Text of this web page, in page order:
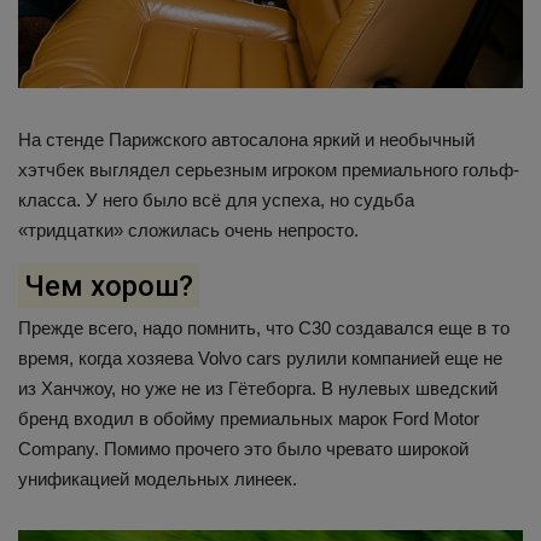
На стенде Парижского автосалона яркий и необычный
хэтчбек выглядел серьезным игроком премиального гольф-
класса. У него было всё для успеха, но судьба
«тридцатки» сложилась очень непросто.
Чем хорош?
Прежде всего, надо помнить, что C30 создавался еще в то
время, когда хозяева Volvo cars рулили компанией еще не
из Ханчжоу, но уже не из Гётеборга. В нулевых шведский
бренд входил в обойму премиальных марок Ford Motor
Company. Помимо прочего это было чревато широкой
унификацией модельных линеек.